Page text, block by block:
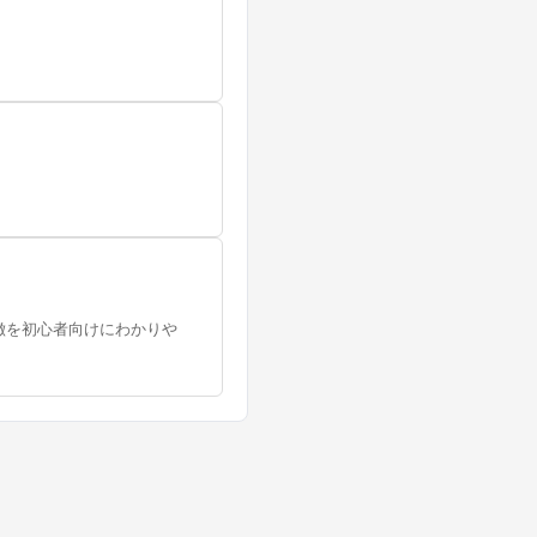
初心者向けにわかりや